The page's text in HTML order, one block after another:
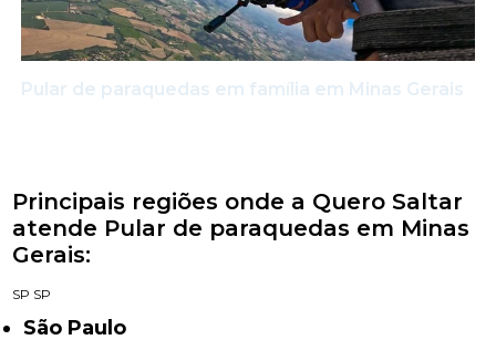
Pular de paraquedas em família em Minas Gerais
Principais regiões onde a Quero Saltar
atende Pular de paraquedas em Minas
Gerais:
SP SP
São Paulo